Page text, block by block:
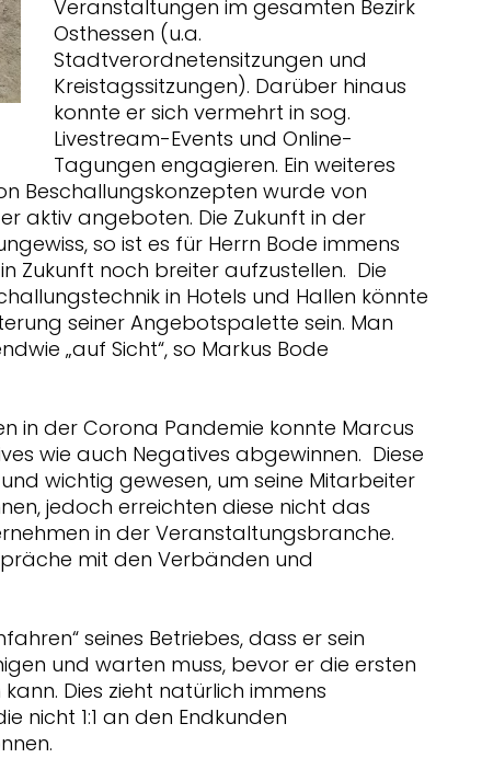
Veranstaltungen im gesamten Bezirk
Osthessen (u.a.
Stadtverordnetensitzungen und
Kreistagssitzungen). Darüber hinaus
konnte er sich vermehrt in sog.
Livestream-Events und Online-
Tagungen engagieren. Ein weiteres
Beschallungskonzepten wurde von
aktiv angeboten. Die Zukunft in der
so ist es für Herrn Bode immens
Zukunft noch breiter aufzustellen. Die
in Hotels und Hallen könnte
seiner Angebotspalette sein. Man
„auf Sicht“, so Markus Bode
in der Corona Pandemie konnte Marcus
wie auch Negatives abgewinnen. Diese
wichtig gewesen, um seine Mitarbeiter
jedoch erreichten diese nicht das
in der Veranstaltungsbranche.
mit den Verbänden und
seines Betriebes, dass er sein
und warten muss, bevor er die ersten
Dies zieht natürlich immens
nicht 1:1 an den Endkunden